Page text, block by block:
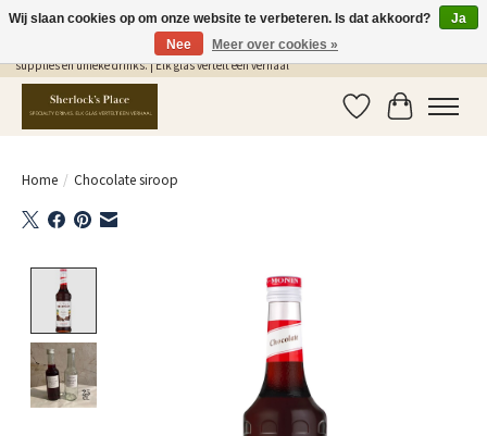
Gratis Verzending in NL vanaf €75,- | Sherlocks Place: dé plek voor MONIN siropen, bar
supplies en unieke drinks. | Elk glas vertelt een verhaal
Verlanglijst
Home / Chocolate siroop
Product image slideshow Items
Wij slaan cookies op om onze website te verbeteren. Is dat akkoord?
Ja
Nee
Meer over cookies »